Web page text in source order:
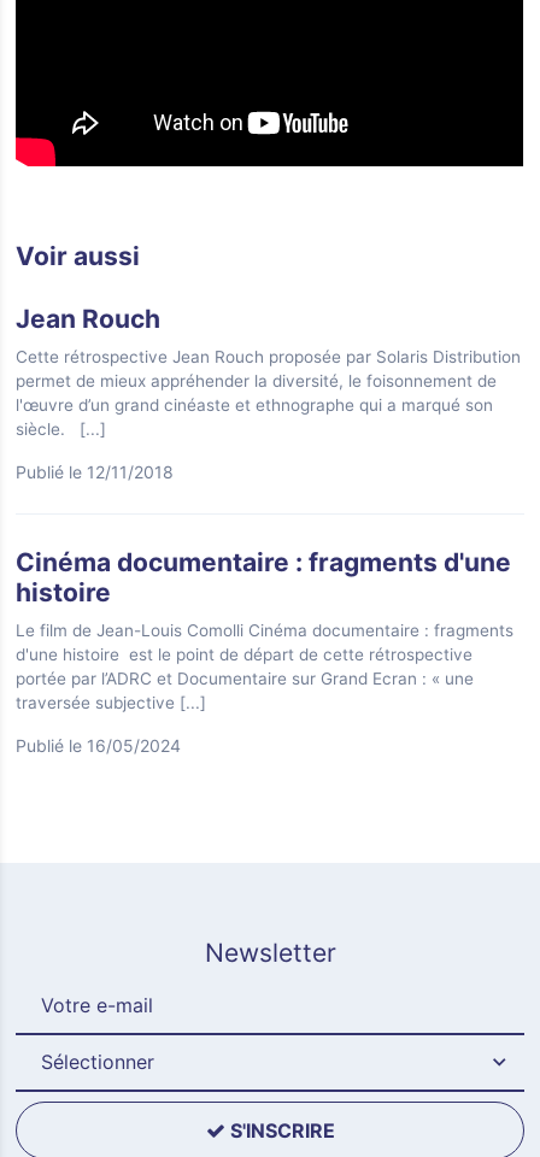
Voir aussi
Jean Rouch
Cette rétrospective Jean Rouch proposée par Solaris Distribution
permet de mieux appréhender la diversité, le foisonnement de
l'œuvre d’un grand cinéaste et ethnographe qui a marqué son
siècle. [...]
Publié le 12/11/2018
Cinéma documentaire : fragments d'une
histoire
Le film de Jean-Louis Comolli Cinéma documentaire : fragments
d'une histoire est le point de départ de cette rétrospective
portée par l’ADRC et Documentaire sur Grand Ecran : « une
traversée subjective [...]
Publié le 16/05/2024
Newsletter
Sélectionner
S'INSCRIRE